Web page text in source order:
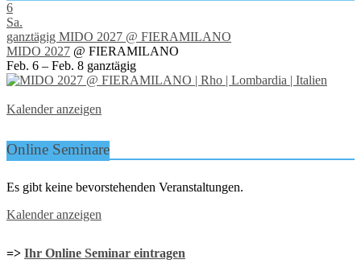
6
Sa.
ganztägig MIDO 2027 @ FIERAMILANO
MIDO 2027 @ FIERAMILANO
Feb. 6 – Feb. 8 ganztägig
Kalender anzeigen
Online Seminare
Es gibt keine bevorstehenden Veranstaltungen.
Kalender anzeigen
=> Ihr Online Seminar eintragen